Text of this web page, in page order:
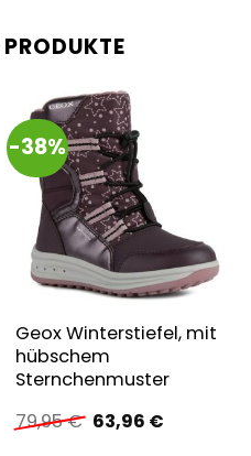
-38%
Geox Winterstiefel, mit
hübschem
Sternchenmuster
79,95€ Ursprünglicher
Preis
63,96 €Aktueller